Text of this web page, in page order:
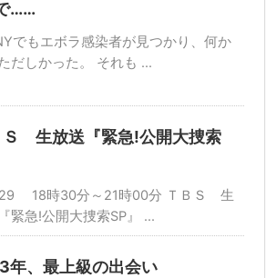
……
でもエボラ感染者が見つかり、何か
だしかった。 それも ...
Ｓ 生放送『緊急!公開大捜索
18時30分～21時00分 ＴＢＳ 生
緊急!公開大捜索SP』 ...
年、最上級の出会い